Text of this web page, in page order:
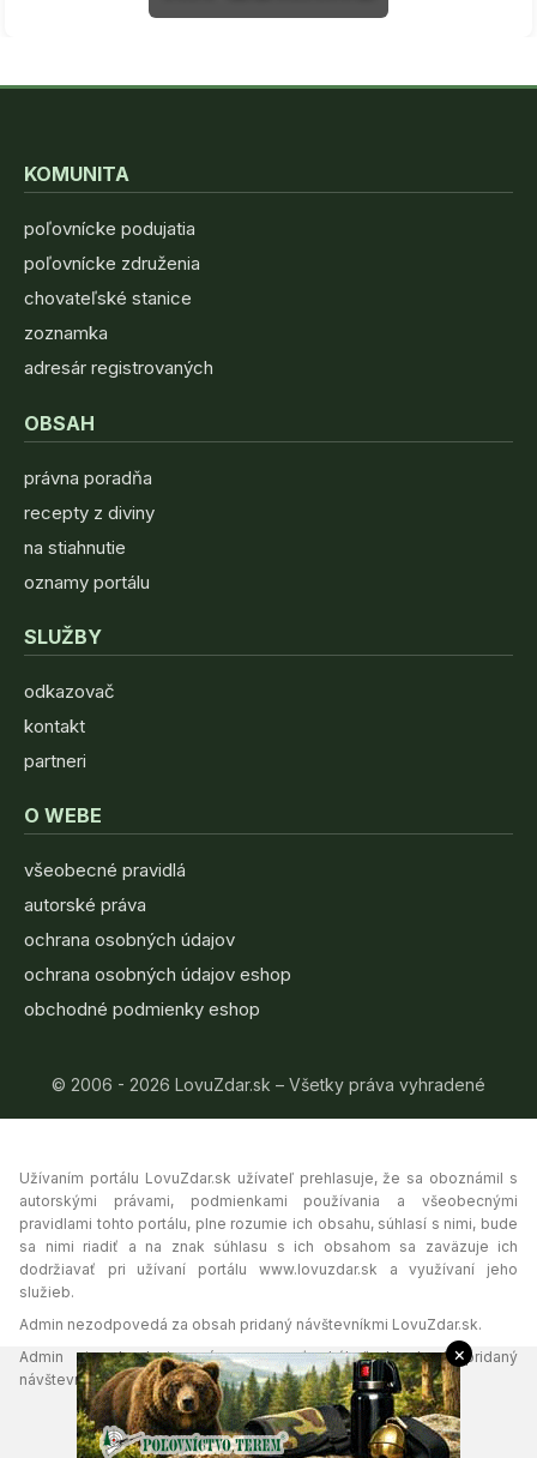
KOMUNITA
poľovnícke podujatia
poľovnícke združenia
chovateľské stanice
zoznamka
adresár registrovaných
OBSAH
právna poradňa
recepty z diviny
na stiahnutie
oznamy portálu
SLUŽBY
odkazovač
kontakt
partneri
O WEBE
všeobecné pravidlá
autorské práva
ochrana osobných údajov
ochrana osobných údajov eshop
obchodné podmienky eshop
© 2006 - 2026 LovuZdar.sk – Všetky práva vyhradené
Užívaním portálu LovuZdar.sk užívateľ prehlasuje, že sa oboznámil s
autorskými právami, podmienkami používania a všeobecnými
pravidlami tohto portálu, plne rozumie ich obsahu, súhlasí s nimi, bude
sa nimi riadiť a na znak súhlasu s ich obsahom sa zaväzuje ich
dodržiavať pri užívaní portálu www.lovuzdar.sk a využívaní jeho
služieb.
Admin nezodpovedá za obsah pridaný návštevníkmi LovuZdar.sk.
Admin si vyhradzuje právo vymazať akýkoľvek obsah pridaný
návštevníkmi portálu, ak tak uzná za vhodné.
×